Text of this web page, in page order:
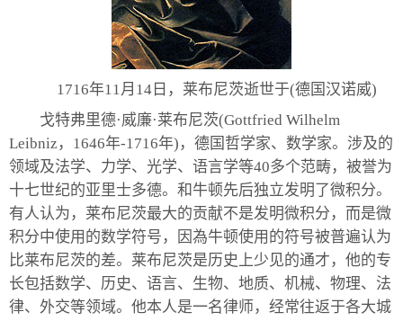
1716年11月14日，莱布尼茨逝世于(德国汉诺威)
戈特弗里德·威廉·莱布尼茨(Gottfried Wilhelm
Leibniz，1646年-1716年)，德国哲学家、数学家。涉及的
领域及法学、力学、光学、语言学等40多个范畴，被誉为
十七世纪的亚里士多德。和牛顿先后独立发明了微积分。
有人认为，莱布尼茨最大的贡献不是发明微积分，而是微
积分中使用的数学符号，因為牛顿使用的符号被普遍认为
比莱布尼茨的差。莱布尼茨是历史上少见的通才，他的专
长包括数学、历史、语言、生物、地质、机械、物理、法
律、外交等领域。他本人是一名律师，经常往返于各大城